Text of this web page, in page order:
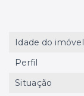
Idade do imóvel
Perfil
Situação